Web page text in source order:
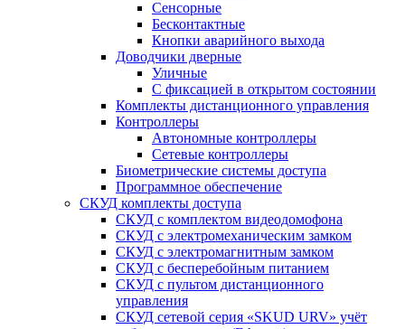
Сенсорные
Бесконтактные
Кнопки аварийного выхода
Доводчики дверные
Уличные
С фиксацией в открытом состоянии
Комплекты дистанционного управления
Контроллеры
Автономные контроллеры
Сетевые контроллеры
Биометрические системы доступа
Программное обеспечение
СКУД комплекты доступа
СКУД с комплектом видеодомофона
СКУД с электромеханическим замком
СКУД с электромагнитным замком
СКУД с бесперебойным питанием
СКУД с пультом дистанционного
управления
СКУД сетевой серия «SKUD URV» учёт